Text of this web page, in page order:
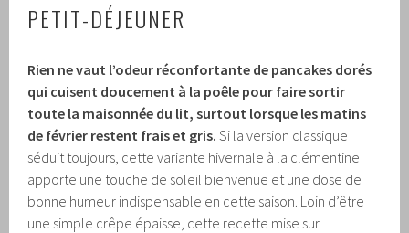
PETIT-DÉJEUNER
Rien ne vaut l’odeur réconfortante de pancakes dorés
qui cuisent doucement à la poêle pour faire sortir
toute la maisonnée du lit, surtout lorsque les matins
de février restent frais et gris. Si la version classique
séduit toujours, cette variante hivernale à la clémentine
apporte une touche de soleil bienvenue et une dose de
bonne humeur indispensable en cette saison. Loin d’être
une simple crêpe épaisse, cette recette mise sur